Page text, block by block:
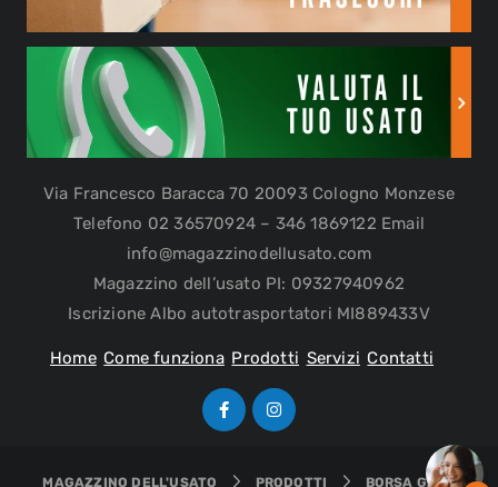
Via Francesco Baracca 70 20093 Cologno Monzese
Telefono 02 36570924 – 346 1869122 Email
info@magazzinodellusato.com
Magazzino dell’usato PI: 09327940962
Iscrizione Albo autotrasportatori MI889433V
Home Come funziona Prodotti Servizi Contatti
MAGAZZINO DELL'USATO PRODOTTI BORSA GABS